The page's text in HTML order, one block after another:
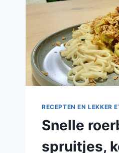
RECEPTEN EN LEKKER
Snelle
spruitjes,